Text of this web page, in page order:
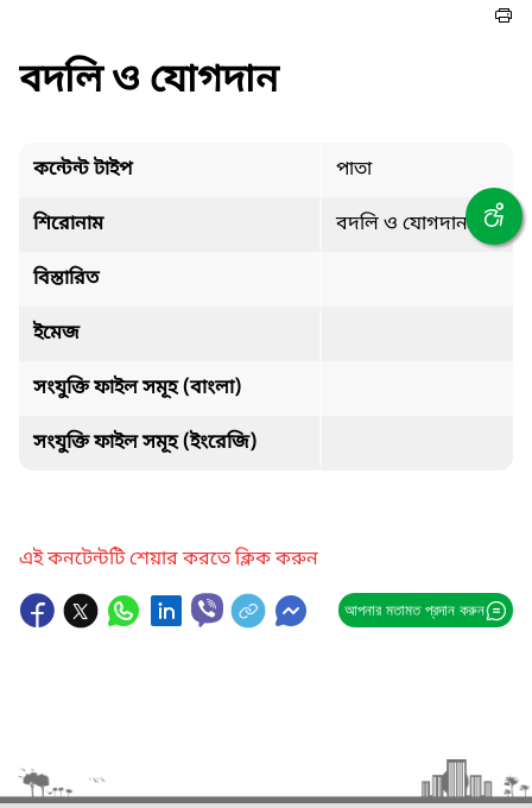
বদলি ও যোগদান
কন্টেন্ট টাইপ পাতা
শিরোনাম বদলি ও যোগদান
বিস্তারিত
ইমেজ
সংযুক্তি ফাইল সমূহ (বাংলা)
সংযুক্তি ফাইল সমূহ (ইংরেজি)
এই কনটেন্টটি শেয়ার করতে ক্লিক করুন
আপনার মতামত প্রদান করুন